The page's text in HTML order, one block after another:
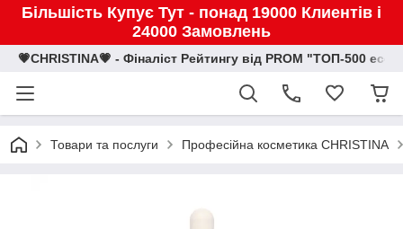
Більшість Купує Тут - понад 19000 Клиентів і
24000 Замовлень
💗CHRISTINA💗 - Фіналіст Рейтингу від PROM "ТОП-500
Товари та послуги Професійна косметика CHRISTINA